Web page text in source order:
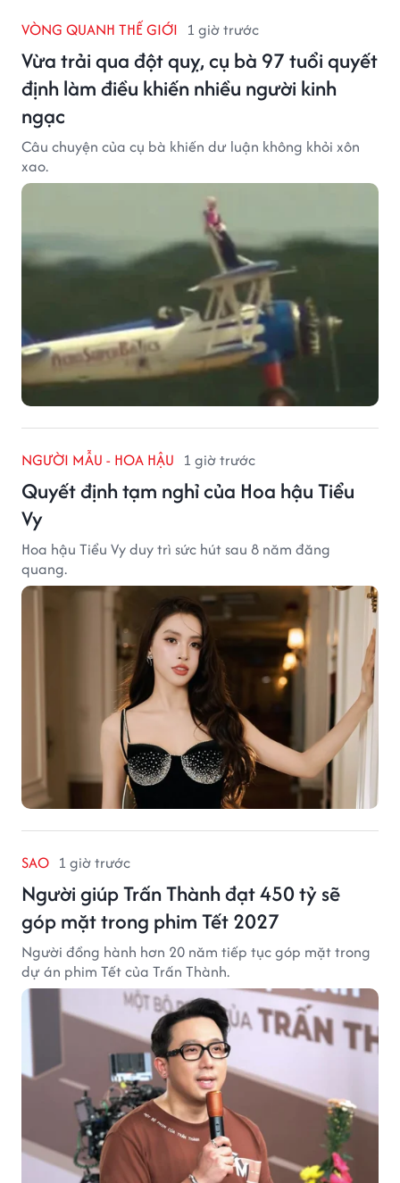
VÒNG QUANH THẾ GIỚI 1 giờ trước
Vừa trải qua đột quỵ, cụ bà 97 tuổi quyết
định làm điều khiến nhiều người kinh
ngạc
Câu chuyện của cụ bà khiến dư luận không khỏi xôn
xao.
NGƯỜI MẪU - HOA HẬU 1 giờ trước
Quyết định tạm nghỉ của Hoa hậu Tiểu
Vy
Hoa hậu Tiểu Vy duy trì sức hút sau 8 năm đăng
quang.
SAO 1 giờ trước
Người giúp Trấn Thành đạt 450 tỷ sẽ
góp mặt trong phim Tết 2027
Người đồng hành hơn 20 năm tiếp tục góp mặt trong
dự án phim Tết của Trấn Thành.